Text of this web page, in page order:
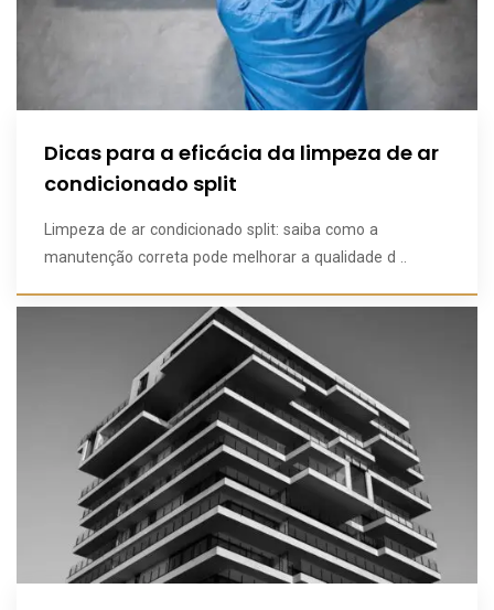
Dicas para a eficácia da limpeza de ar
condicionado split
Limpeza de ar condicionado split: saiba como a
manutenção correta pode melhorar a qualidade d ..